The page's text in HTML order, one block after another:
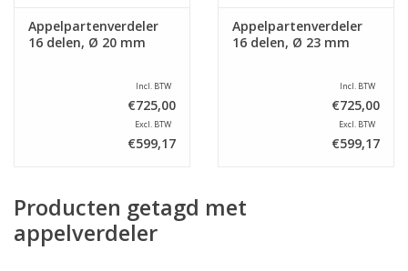
Appelpartenverdeler
16 delen, Ø 20 mm
Incl. BTW
€725,00
Excl. BTW
€599,17
Appelpartenverdeler
16 delen, Ø 23 mm
Incl. BTW
€725,00
Excl. BTW
€599,17
Producten getagd met
appelverdeler